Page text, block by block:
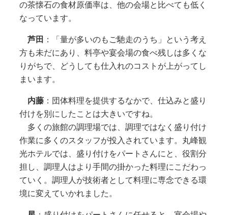
の茶懐石の食材原価率は、他の会場と比べても低く
なっています。
芦田 ：「量が多いのもご馳走のうち」という考え
方も未だにあり、料亭や宴会場の食べ残しは多くな
りがちで、どうしても仕入れのコストが上がってし
まいます。
内藤：団体料理を提供するなかで、仕込みと盛り
付けを別にしたことは大きいですね。
多くの旅館の調理場では、調理ではなく盛り付け
作業に多くのスタッフが投入されています。丸峰観
光ホテルでは、盛り付けをパートさんにと、役割分
担し、調理人はより手間の掛かった料理にこだわっ
ていく。調理人が技術者として料理に専念できる環
境に変えていかれました。